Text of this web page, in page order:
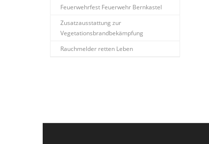
Feuerwehrfest Feuerwehr Bernkastel
Zusatzausstattung zur
Vegetationsbrandbekämpfung
Rauchmelder retten Leben